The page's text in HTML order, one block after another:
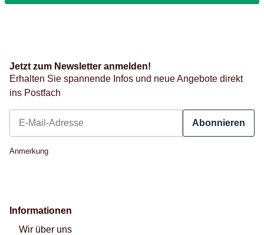
Jetzt zum Newsletter anmelden!
Erhalten Sie spannende Infos und neue Angebote direkt
ins Postfach
Abonnieren
Anmerkung
Informationen
Wir über uns